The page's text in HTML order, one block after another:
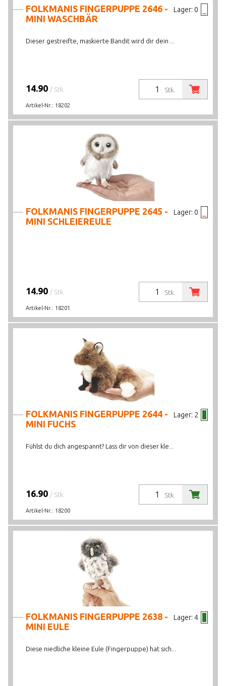
Lager: 0
FOLKMANIS FINGERPUPPE 2646 -
MINI WASCHBÄR
Dieser gestreifte, maskierte Bandit wird dir dein ...
Stk.
14.90 / Stk.
Artikel-Nr.: 18202
Lager: 0
FOLKMANIS FINGERPUPPE 2645 -
MINI SCHLEIEREULE
Stk.
14.90 / Stk.
Artikel-Nr.: 18201
Lager: 2
FOLKMANIS FINGERPUPPE 2644 -
MINI FUCHS
Fühlst du dich angespannt? Lass dir von dieser kle...
Stk.
16.90 / Stk.
Artikel-Nr.: 18200
Lager: 4
FOLKMANIS FINGERPUPPE 2638 -
MINI EULE
Diese niedliche kleine Eule (Fingerpuppe) hat sich...